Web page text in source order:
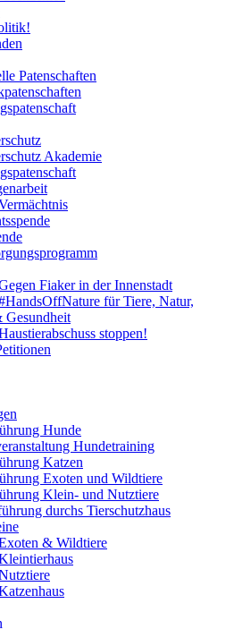
Patenschaften
Akademie
Fiaker in der Innenstadt
für Tiere, Natur,
Gesundheit
stoppen!
Hunde
Hundetraining
Katzen
Exoten und Wildtiere
Klein- und Nutztiere
durchs Tierschutzhaus
& Wildtiere